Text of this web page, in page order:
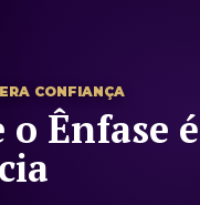
CONFIANÇA
o Ênfase é